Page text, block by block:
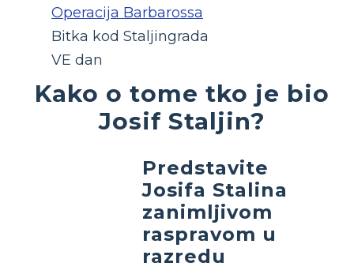
Operacija Barbarossa
Bitka kod Staljingrada
VE dan
Kako o tome tko je bio
Josif Staljin?
Predstavite
Josifa Stalina
zanimljivom
raspravom u
razredu